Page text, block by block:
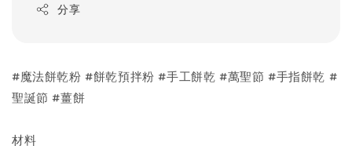
分享
#魔法餅乾粉 #餅乾預拌粉 #手工餅乾 #萬聖節 #手指餅乾 #
聖誕節 #薑餅
材料